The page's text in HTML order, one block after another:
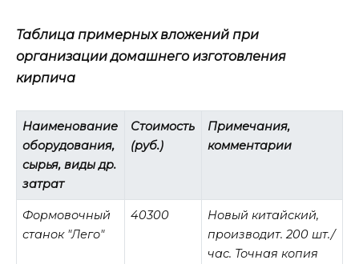
Таблица примерных вложений при
организации домашнего изготовления
кирпича
Наименование
оборудования,
сырья, виды др.
затрат
Стоимость
(руб.)
Примечания,
комментарии
Формовочный
станок "Лего"
40300
Новый китайский,
производит. 200 шт./
час. Точная копия